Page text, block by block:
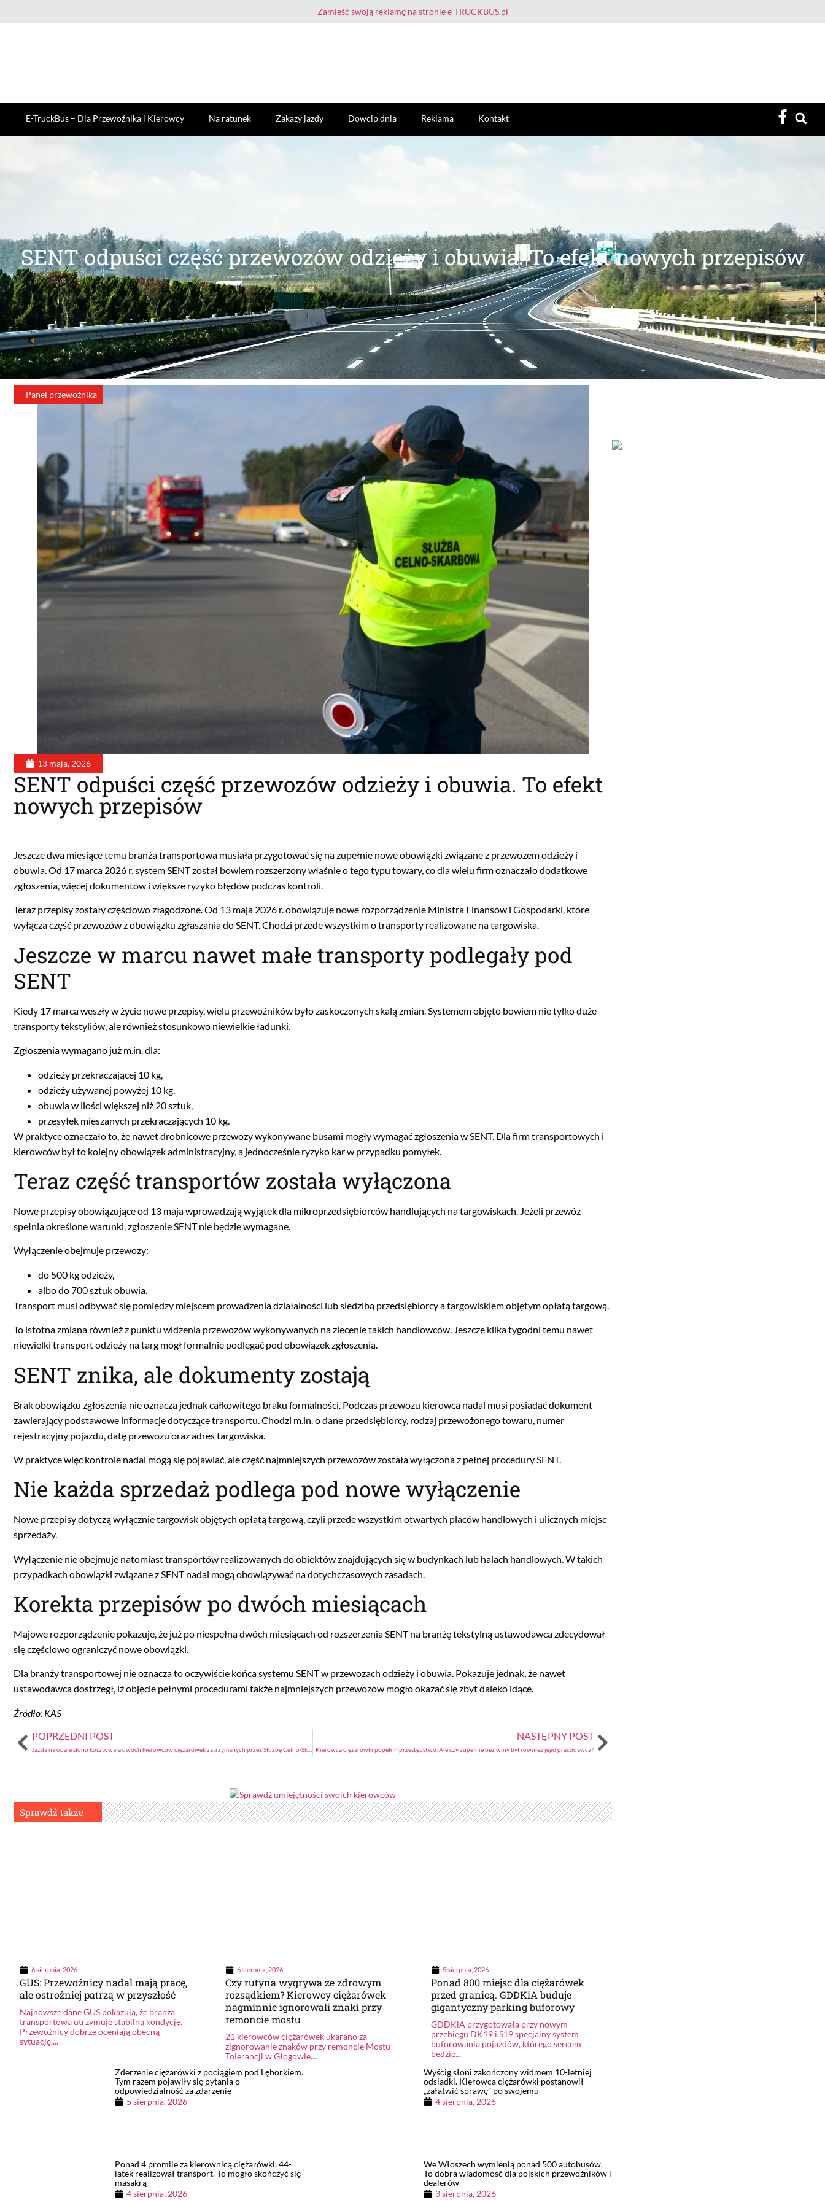
Zamieść swoją reklamę na stronie e-TRUCKBUS.pl
E-TruckBus – Dla Przewoźnika i Kierowcy Na ratunek Zakazy jazdy Dowcip dnia Reklama Kontakt
SENT odpuści część przewozów odzieży i obuwia. To efekt nowych przepisów
Panel przewoźnika
13 maja, 2026
SENT odpuści część przewozów odzieży i obuwia. To efekt
nowych przepisów
Jeszcze dwa miesiące temu branża transportowa musiała przygotować się na zupełnie nowe obowiązki związane z przewozem odzieży i
obuwia. Od 17 marca 2026 r. system SENT został bowiem rozszerzony właśnie o tego typu towary, co dla wielu firm oznaczało dodatkowe
zgłoszenia, więcej dokumentów i większe ryzyko błędów podczas kontroli.
Teraz przepisy zostały częściowo złagodzone. Od 13 maja 2026 r. obowiązuje nowe rozporządzenie Ministra Finansów i Gospodarki, które
wyłącza część przewozów z obowiązku zgłaszania do SENT. Chodzi przede wszystkim o transporty realizowane na targowiska.
Jeszcze w marcu nawet małe transporty podlegały pod
SENT
Kiedy 17 marca weszły w życie nowe przepisy, wielu przewoźników było zaskoczonych skalą zmian. Systemem objęto bowiem nie tylko duże
transporty tekstyliów, ale również stosunkowo niewielkie ładunki.
Zgłoszenia wymagano już m.in. dla:
odzieży przekraczającej 10 kg,
odzieży używanej powyżej 10 kg,
obuwia w ilości większej niż 20 sztuk,
przesyłek mieszanych przekraczających 10 kg.
W praktyce oznaczało to, że nawet drobnicowe przewozy wykonywane busami mogły wymagać zgłoszenia w SENT. Dla firm transportowych i
kierowców był to kolejny obowiązek administracyjny, a jednocześnie ryzyko kar w przypadku pomyłek.
Teraz część transportów została wyłączona
Nowe przepisy obowiązujące od 13 maja wprowadzają wyjątek dla mikroprzedsiębiorców handlujących na targowiskach. Jeżeli przewóz
spełnia określone warunki, zgłoszenie SENT nie będzie wymagane.
Wyłączenie obejmuje przewozy:
do 500 kg odzieży,
albo do 700 sztuk obuwia.
Transport musi odbywać się pomiędzy miejscem prowadzenia działalności lub siedzibą przedsiębiorcy a targowiskiem objętym opłatą targową.
To istotna zmiana również z punktu widzenia przewozów wykonywanych na zlecenie takich handlowców. Jeszcze kilka tygodni temu nawet
niewielki transport odzieży na targ mógł formalnie podlegać pod obowiązek zgłoszenia.
SENT znika, ale dokumenty zostają
Brak obowiązku zgłoszenia nie oznacza jednak całkowitego braku formalności. Podczas przewozu kierowca nadal musi posiadać dokument
zawierający podstawowe informacje dotyczące transportu. Chodzi m.in. o dane przedsiębiorcy, rodzaj przewożonego towaru, numer
rejestracyjny pojazdu, datę przewozu oraz adres targowiska.
W praktyce więc kontrole nadal mogą się pojawiać, ale część najmniejszych przewozów została wyłączona z pełnej procedury SENT.
Nie każda sprzedaż podlega pod nowe wyłączenie
Nowe przepisy dotyczą wyłącznie targowisk objętych opłatą targową, czyli przede wszystkim otwartych placów handlowych i ulicznych miejsc
sprzedaży.
Wyłączenie nie obejmuje natomiast transportów realizowanych do obiektów znajdujących się w budynkach lub halach handlowych. W takich
przypadkach obowiązki związane z SENT nadal mogą obowiązywać na dotychczasowych zasadach.
Korekta przepisów po dwóch miesiącach
Majowe rozporządzenie pokazuje, że już po niespełna dwóch miesiącach od rozszerzenia SENT na branżę tekstylną ustawodawca zdecydował
się częściowo ograniczyć nowe obowiązki.
Dla branży transportowej nie oznacza to oczywiście końca systemu SENT w przewozach odzieży i obuwia. Pokazuje jednak, że nawet
ustawodawca dostrzegł, iż objęcie pełnymi procedurami także najmniejszych przewozów mogło okazać się zbyt daleko idące.
Źródło: KAS
POPRZEDNI POST
NASTĘPNY POST
Kierowca ciężarówki popełnił przestępstwo. Ale czy zupełnie bez winy był również jego pracodawca?
Sprawdź także
6 sierpnia, 2026
GUS: Przewoźnicy nadal mają pracę,
ale ostrożniej patrzą w przyszłość
Najnowsze dane GUS pokazują, że branża
transportowa utrzymuje stabilną kondycję.
Przewoźnicy dobrze oceniają obecną
sytuację,...
6 sierpnia, 2026
Czy rutyna wygrywa ze zdrowym
rozsądkiem? Kierowcy ciężarówek
nagminnie ignorowali znaki przy
remoncie mostu
21 kierowców ciężarówek ukarano za
zignorowanie znaków przy remoncie Mostu
Tolerancji w Głogowie....
5 sierpnia, 2026
Ponad 800 miejsc dla ciężarówek
przed granicą. GDDKiA buduje
gigantyczny parking buforowy
GDDKiA przygotowała przy nowym
przebiegu DK19 i S19 specjalny system
buforowania pojazdów, którego sercem
będzie...
Zderzenie ciężarówki z pociągiem pod Lęborkiem.
Tym razem pojawiły się pytania o
odpowiedzialność za zdarzenie
5 sierpnia, 2026
Wyścig słoni zakończony widmem 10-letniej
odsiadki. Kierowca ciężarówki postanowił
„załatwić sprawę” po swojemu
4 sierpnia, 2026
Ponad 4 promile za kierownicą ciężarówki. 44-
latek realizował transport. To mogło skończyć się
masakrą
4 sierpnia, 2026
We Włoszech wymienią ponad 500 autobusów.
To dobra wiadomość dla polskich przewoźników i
dealerów
3 sierpnia, 2026